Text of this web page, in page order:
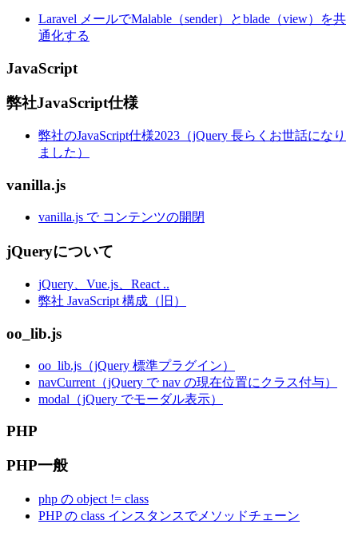
Laravel メールでMalable（sender）とblade（view）を共
通化する
JavaScript
弊社JavaScript仕様
弊社のJavaScript仕様2023（jQuery 長らくお世話になり
ました）
vanilla.js
vanilla.js で コンテンツの開閉
jQueryについて
jQuery、Vue.js、React ..
弊社 JavaScript 構成（旧）
oo_lib.js
oo_lib.js（jQuery 標準プラグイン）
navCurrent（jQuery で nav の現在位置にクラス付与）
modal（jQuery でモーダル表示）
PHP
PHP一般
php の object != class
PHP の class インスタンスでメソッドチェーン